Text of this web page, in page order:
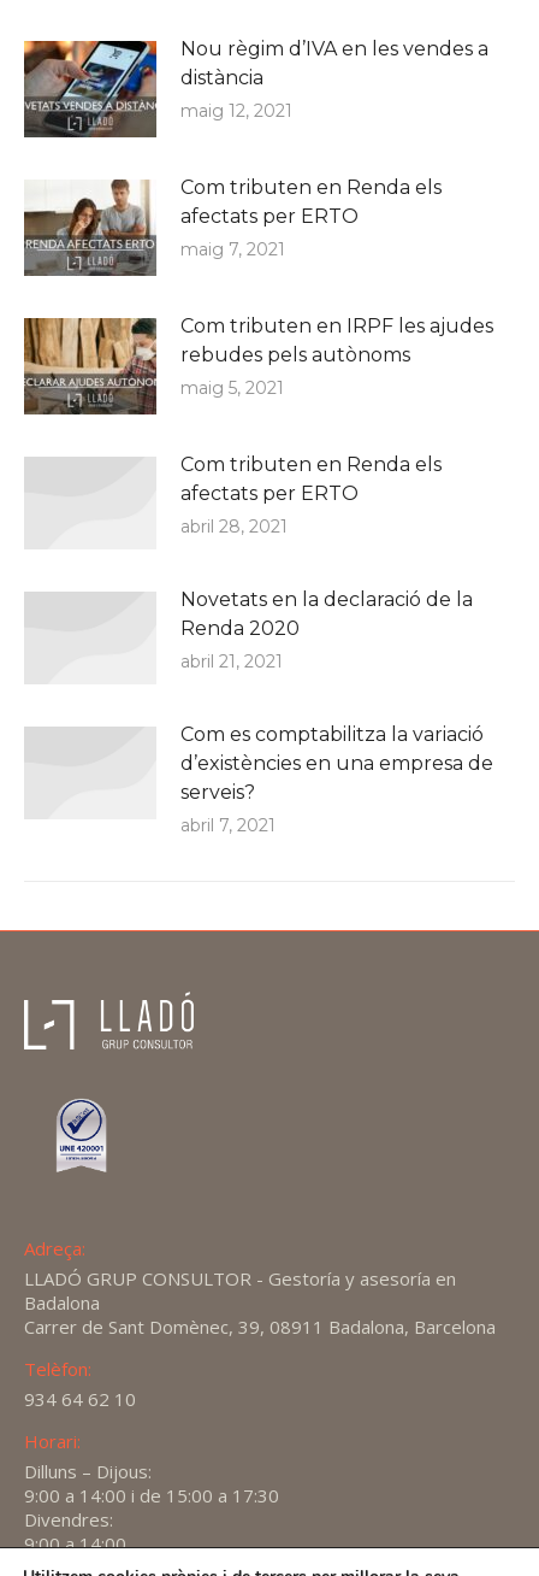
Nou règim d’IVA en les vendes a
distància
maig 12, 2021
Com tributen en Renda els
afectats per ERTO
maig 7, 2021
Com tributen en IRPF les ajudes
rebudes pels autònoms
maig 5, 2021
Com tributen en Renda els
afectats per ERTO
abril 28, 2021
Novetats en la declaració de la
Renda 2020
abril 21, 2021
Com es comptabilitza la variació
d’existències en una empresa de
serveis?
abril 7, 2021
Adreça:
LLADÓ GRUP CONSULTOR - Gestoría y asesoría en
Badalona
Carrer de Sant Domènec, 39, 08911 Badalona, Barcelona
Telèfon:
934 64 62 10
Horari:
Dilluns – Dijous:
9:00 a 14:00 i de 15:00 a 17:30
Divendres:
9:00 a 14:00